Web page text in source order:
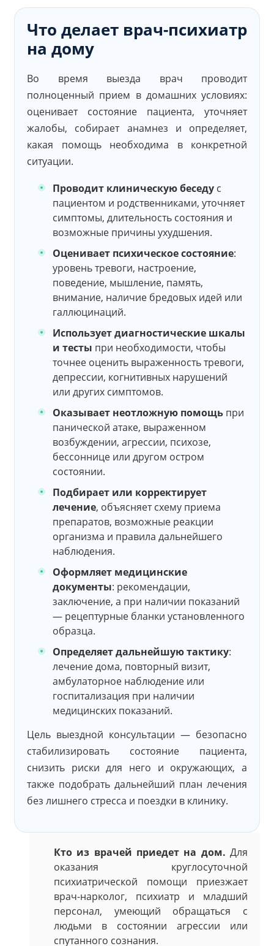
Что делает врач-психиатр
на дому
Во время выезда врач проводит
полноценный прием в домашних условиях:
оценивает состояние пациента, уточняет
жалобы, собирает анамнез и определяет,
какая помощь необходима в конкретной
ситуации.
Проводит клиническую беседу с
пациентом и родственниками, уточняет
симптомы, длительность состояния и
возможные причины ухудшения.
Оценивает психическое состояние:
уровень тревоги, настроение,
поведение, мышление, память,
внимание, наличие бредовых идей или
галлюцинаций.
Использует диагностические шкалы
и тесты при необходимости, чтобы
точнее оценить выраженность тревоги,
депрессии, когнитивных нарушений
или других симптомов.
Оказывает неотложную помощь при
панической атаке, выраженном
возбуждении, агрессии, психозе,
бессоннице или другом остром
состоянии.
Подбирает или корректирует
лечение, объясняет схему приема
препаратов, возможные реакции
организма и правила дальнейшего
наблюдения.
Оформляет медицинские
документы: рекомендации,
заключение, а при наличии показаний
— рецептурные бланки установленного
образца.
Определяет дальнейшую тактику:
лечение дома, повторный визит,
амбулаторное наблюдение или
госпитализация при наличии
медицинских показаний.
Цель выездной консультации — безопасно
стабилизировать состояние пациента,
снизить риски для него и окружающих, а
также подобрать дальнейший план лечения
без лишнего стресса и поездки в клинику.
Кто из врачей приедет на дом. Для
оказания круглосуточной
психиатрической помощи приезжает
врач-нарколог, психиатр и младший
персонал, умеющий обращаться с
людьми в состоянии агрессии или
спутанного сознания.